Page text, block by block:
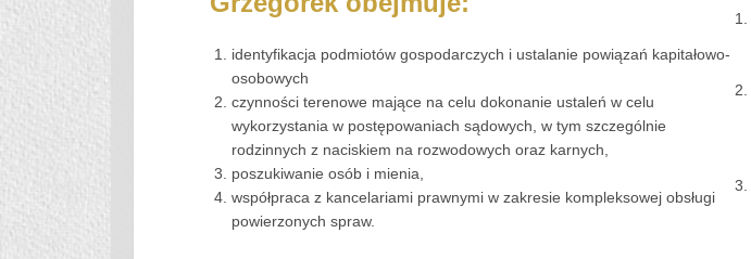
identyfikacja podmiotów gospodarczych i ustalanie powiązań kapitałowo-
osobowych
czynności terenowe mające na celu dokonanie ustaleń w celu
wykorzystania w postępowaniach sądowych, w tym szczególnie
rodzinnych z naciskiem na rozwodowych oraz karnych,
poszukiwanie osób i mienia,
współpraca z kancelariami prawnymi w zakresie kompleksowej obsługi
powierzonych spraw.